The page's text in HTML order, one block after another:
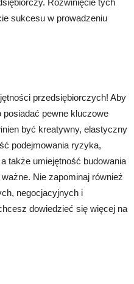
Rozwinięcie tych
sukcesu w prowadzeniu
przedsiębiorczych! Aby
pewne kluczowe
być kreatywny, elastyczny
podejmowania ryzyka,
także umiejętność budowania
Nie zapominaj również
negocjacyjnych i
dowiedzieć się więcej na